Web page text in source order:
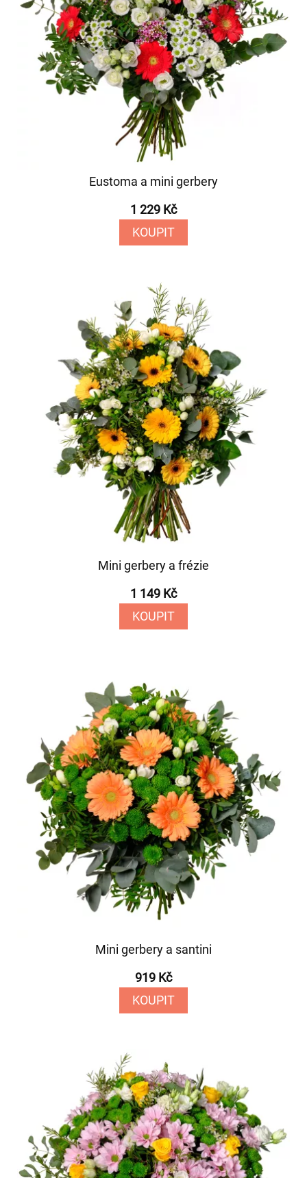
Eustoma a mini gerbery
1 229 Kč
KOUPIT
Mini gerbery a frézie
1 149 Kč
KOUPIT
Mini gerbery a santini
919 Kč
KOUPIT